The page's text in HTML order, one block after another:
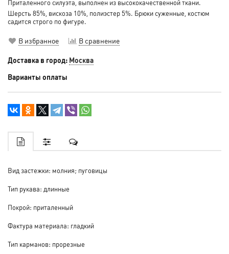
Приталенного силуэта, выполнен из высококачественной ткани.
Шерсть 85%, вискоза 10%, полиэстер 5%. Брюки суженные, костюм
садится строго по фигуре.
В избранное В сравнение
Доставка в город: Москва
Варианты оплаты
Вид застежки: молния; пуговицы
Тип рукава: длинные
Покрой: приталенный
Фактура материала: гладкий
Тип карманов: прорезные